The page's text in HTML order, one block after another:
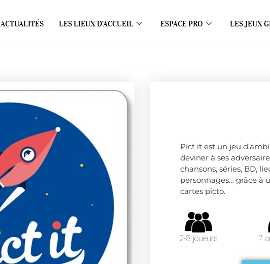
ACTUALITÉS LES LIEUX D’ACCUEIL ESPACE PRO LES JEUX
Pict it est un jeu
deviner à ses
chansons, séries, BD,
personnages… grâce à
cartes picto.
2-8 joueurs 7